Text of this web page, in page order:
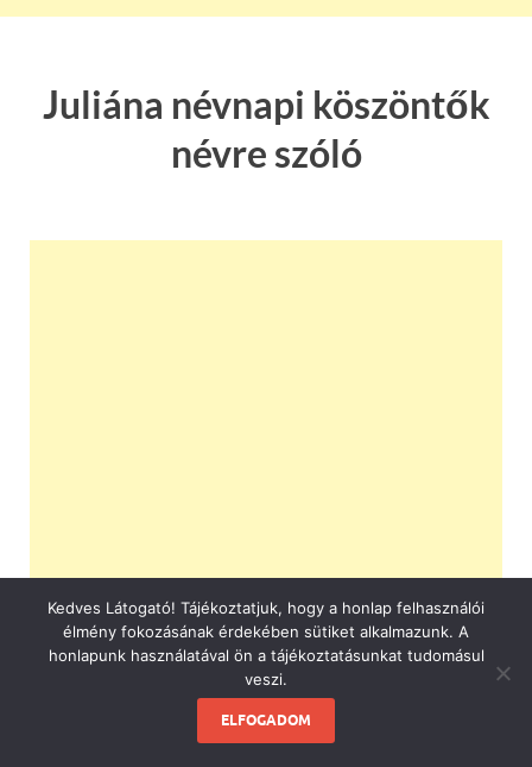
Juliána névnapi köszöntők
névre szóló
Kedves Látogató! Tájékoztatjuk, hogy a honlap felhasználói
élmény fokozásának érdekében sütiket alkalmazunk. A
honlapunk használatával ön a tájékoztatásunkat tudomásul
veszi.
ELFOGADOM